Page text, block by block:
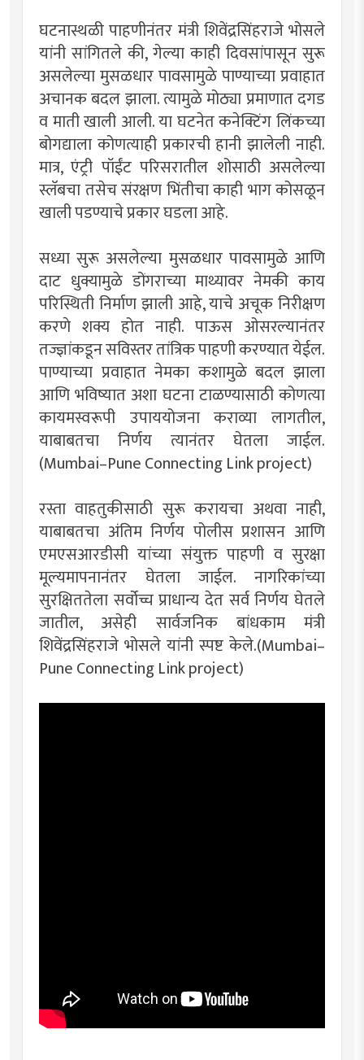
घटनास्थळी पाहणीनंतर मंत्री शिवेंद्रसिंहराजे भोसले
यांनी सांगितले की, गेल्या काही दिवसांपासून सुरू
असलेल्या मुसळधार पावसामुळे पाण्याच्या प्रवाहात
अचानक बदल झाला. त्यामुळे मोठ्या प्रमाणात दगड
व माती खाली आली. या घटनेत कनेक्टिंग लिंकच्या
बोगद्याला कोणत्याही प्रकारची हानी झालेली नाही.
मात्र, एंट्री पॉईंट परिसरातील शोसाठी असलेल्या
स्लॅबचा तसेच संरक्षण भिंतीचा काही भाग कोसळून
खाली पडण्याचे प्रकार घडला आहे.
सध्या सुरू असलेल्या मुसळधार पावसामुळे आणि
दाट धुक्यामुळे डोंगराच्या माथ्यावर नेमकी काय
परिस्थिती निर्माण झाली आहे, याचे अचूक निरीक्षण
करणे शक्य होत नाही. पाऊस ओसरल्यानंतर
तज्ज्ञांकडून सविस्तर तांत्रिक पाहणी करण्यात येईल.
पाण्याच्या प्रवाहात नेमका कशामुळे बदल झाला
आणि भविष्यात अशा घटना टाळण्यासाठी कोणत्या
कायमस्वरूपी उपाययोजना कराव्या लागतील,
याबाबतचा निर्णय त्यानंतर घेतला जाईल.
(Mumbai–Pune Connecting Link project)
रस्ता वाहतुकीसाठी सुरू करायचा अथवा नाही,
याबाबतचा अंतिम निर्णय पोलीस प्रशासन आणि
एमएसआरडीसी यांच्या संयुक्त पाहणी व सुरक्षा
मूल्यमापनानंतर घेतला जाईल. नागरिकांच्या
सुरक्षिततेला सर्वोच्च प्राधान्य देत सर्व निर्णय घेतले
जातील, असेही सार्वजनिक बांधकाम मंत्री
शिवेंद्रसिंहराजे भोसले यांनी स्पष्ट केले.(Mumbai–
Pune Connecting Link project)